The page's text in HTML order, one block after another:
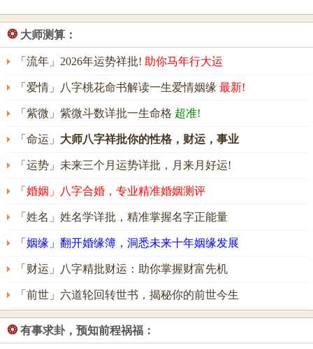
❂ 大师测算：
「流年」2026年运势祥批! 助你马年行大运
「爱情」八字桃花命书解读一生爱情姻缘 最新!
「紫微」紫微斗数详批一生命格 超准!
「命运」 大师八字祥批你的性格，财运，事业
「运势」未来三个月运势详批，月来月好运!
「婚姻」八字合婚，专业精准婚姻测评
「姓名」姓名学详批，精准掌握名字正能量
「姻缘」翻开婚缘簿，洞悉未来十年姻缘发展
「财运」八字精批财运：助你掌握财富先机
「前世」六道轮回转世书，揭秘你的前世今生
❂ 有事求卦，预知前程祸福：